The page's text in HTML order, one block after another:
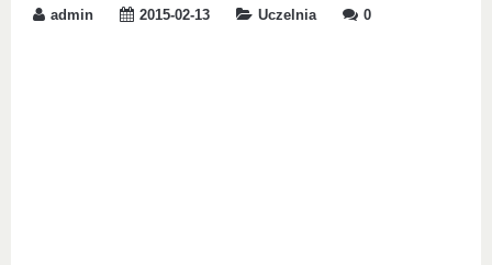
admin 2015-02-13 Uczelnia 0